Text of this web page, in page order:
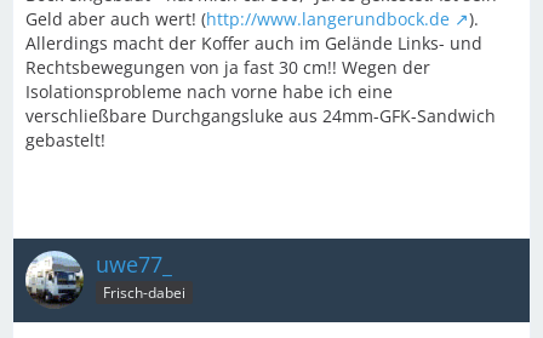
Geld aber auch wert! (http://www.langerundbock.de
).
Allerdings macht der Koffer auch im Gelände Links- und
Rechtsbewegungen von ja fast 30 cm!! Wegen der
Isolationsprobleme nach vorne habe ich eine
verschließbare Durchgangsluke aus 24mm-GFK-Sandwich
gebastelt!
uwe77_
Frisch-dabei